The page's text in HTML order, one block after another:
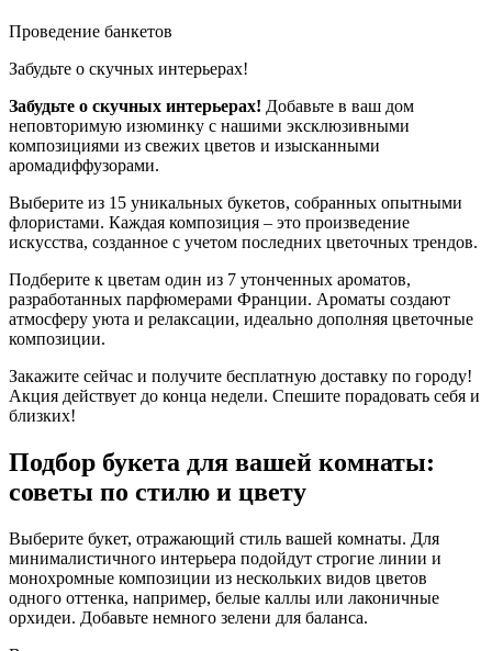
Проведение банкетов
Забудьте о скучных интерьерах!
Забудьте о скучных интерьерах! Добавьте в ваш дом
неповторимую изюминку с нашими эксклюзивными
композициями из свежих цветов и изысканными
аромадиффузорами.
Выберите из 15 уникальных букетов, собранных опытными
флористами. Каждая композиция – это произведение
искусства, созданное с учетом последних цветочных трендов.
Подберите к цветам один из 7 утонченных ароматов,
разработанных парфюмерами Франции. Ароматы создают
атмосферу уюта и релаксации, идеально дополняя цветочные
композиции.
Закажите сейчас и получите бесплатную доставку по городу!
Акция действует до конца недели. Спешите порадовать себя и
близких!
Подбор букета для вашей комнаты:
советы по стилю и цвету
Выберите букет, отражающий стиль вашей комнаты. Для
минималистичного интерьера подойдут строгие линии и
монохромные композиции из нескольких видов цветов
одного оттенка, например, белые каллы или лаконичные
орхидеи. Добавьте немного зелени для баланса.